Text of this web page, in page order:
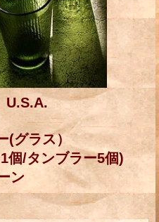
U.S.A.
(グラス）
個/タンブラー5個)
ン